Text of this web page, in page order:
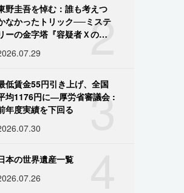
2
野圭吾を悼む：誰も考えつ
なかったトリック──ミステ
ーの金字塔『容疑者Ｘの献
3
低賃金55円引き上げ、全国
均1176円に―厚労省審議会 :
年度実績を下回る
本の世界遺産一覧